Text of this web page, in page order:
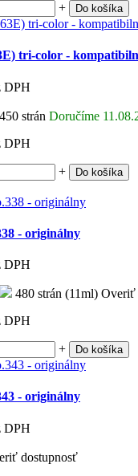
+ Do košíka
tri-color -
DPH
450 strán Doručíme
DPH
+ Do košíka
- originálny
DPH
480 strán (11ml) Overiť
DPH
+ Do košíka
- originálny
DPH
dostupnosť